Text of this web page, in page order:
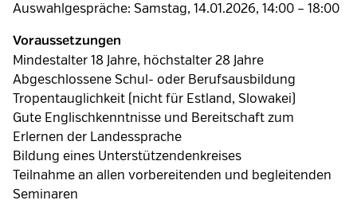
Auswahlgespräche: Samstag, 14.01.2026, 14:00 – 18:00
Voraussetzungen
Mindestalter 18 Jahre, höchstalter 28 Jahre
Abgeschlossene Schul- oder Berufsausbildung
Tropentauglichkeit (nicht für Estland, Slowakei)
Gute Englischkenntnisse und Bereitschaft zum
Erlernen der Landessprache
Bildung eines Unterstützendenkreises
Teilnahme an allen vorbereitenden und begleitenden
Seminaren